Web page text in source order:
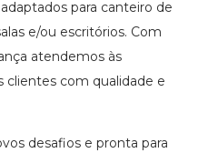
para canteiro de
e/ou escritórios. Com
atendemos às
clientes com qualidade e
desafios e pronta para